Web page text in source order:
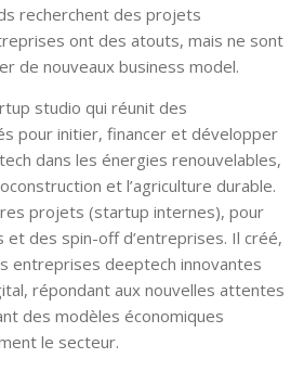
recherchent des projets
ont des atouts, mais ne sont
de nouveaux business model.
studio qui réunit des
pour initier, financer et développer
dans les énergies renouvelables,
et l’agriculture durable.
projets (startup internes), pour
des spin-off d’entreprises. Il créé,
entreprises deeptech innovantes
répondant aux nouvelles attentes
des modèles économiques
le secteur.